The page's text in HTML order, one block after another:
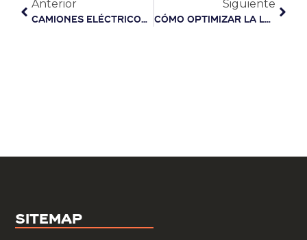
Anterior
Camiones eléctricos: el camino hacia un futuro sustentable y eficiente
Siguiente
Cómo Optimizar la Logística en el Transporte Terrestre
Sitemap